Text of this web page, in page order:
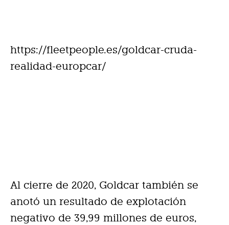
https://fleetpeople.es/goldcar-cruda-
realidad-europcar/
Al cierre de 2020, Goldcar también se
anotó un resultado de explotación
negativo de 39,99 millones de euros,